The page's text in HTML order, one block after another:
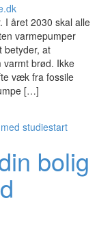
I året 2030 skal alle
varmepumper
betyder, at
varmt brød. Ikke
væk fra fossile
[…]
bolig